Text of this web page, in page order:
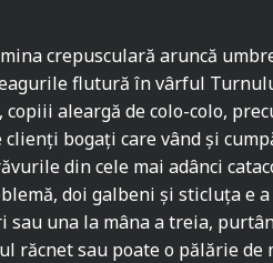
crepusculară aruncă
flutură în vârful
copiii aleargă de colo-colo,
bogați care vând și
din cele mai adânci
doi galbeni și sticluța e
una la mâna a treia,
răcnet sau poate o pălărie de